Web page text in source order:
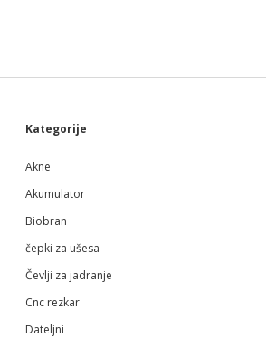
Sidebar
Kategorije
Akne
Akumulator
Biobran
čepki za ušesa
Čevlji za jadranje
Cnc rezkar
Dateljni